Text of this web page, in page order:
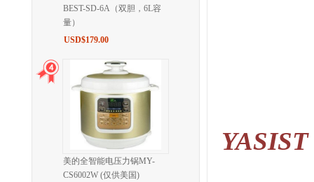
BEST-SD-6A（双胆，6L容
量）
USD$179.00
美的全智能电压力锅MY-
CS6002W (仅供美国)
YASIST